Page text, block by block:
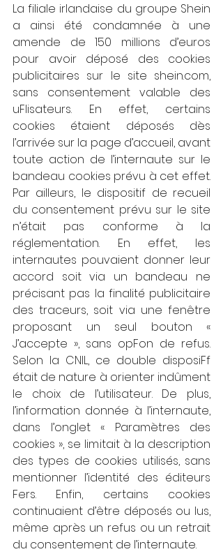
La filiale irlandaise du groupe Shein
a ainsi été condamnée à une
amende de 150 millions d’euros
pour avoir déposé des cookies
publicitaires sur le site shein.com,
sans consentement valable des
uFlisateurs. En effet, certains
cookies étaient déposés dès
l’arrivée sur la page d’accueil, avant
toute action de l’internaute sur le
bandeau cookies prévu à cet effet.
Par ailleurs, le dispositif de recueil
du consentement prévu sur le site
n’était pas conforme à la
réglementation. En effet, les
internautes pouvaient donner leur
accord soit via un bandeau ne
précisant pas la finalité publicitaire
des traceurs, soit via une fenêtre
proposant un seul bouton «
J’accepte », sans opFon de refus.
Selon la CNIL, ce double disposiFf
était de nature à orienter indûment
le choix de l’utilisateur. De plus,
l’information donnée à l’internaute,
dans l’onglet « Paramètres des
cookies », se limitait à la description
des types de cookies utilisés, sans
mentionner l’identité des éditeurs
Fers. Enfin, certains cookies
continuaient d’être déposés ou lus,
même après un refus ou un retrait
du consentement de l’internaute.